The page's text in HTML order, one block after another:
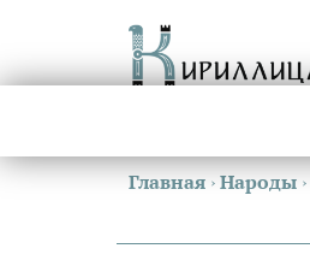
Главная ›Народы ›